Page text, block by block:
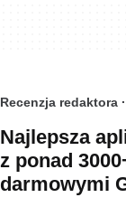
Recenzja redaktora ·
Najlepsza
z ponad
darmowymi